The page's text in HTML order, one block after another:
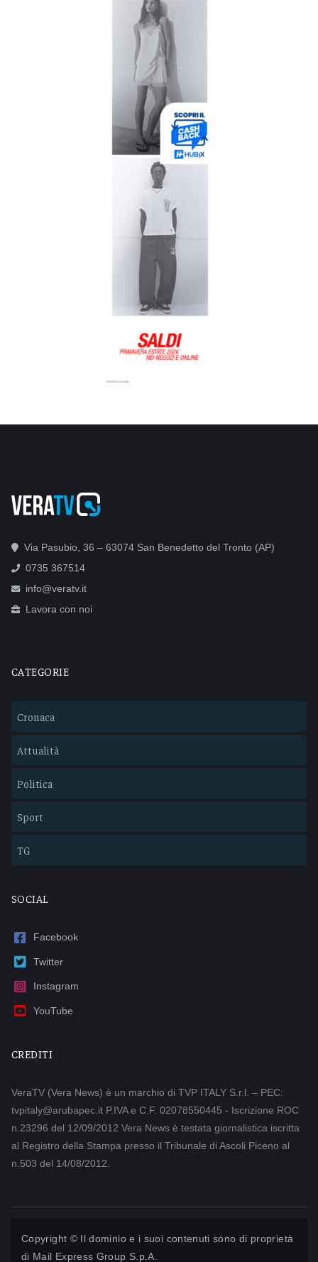
Via Pasubio, 36 – 63074 San Benedetto del Tronto (AP)
0735 367514
info@veratv.it
Lavora con noi
CATEGORIE
Cronaca
Attualità
Politica
Sport
TG
SOCIAL
Facebook
Twitter
Instagram
YouTube
CREDITI
VeraTV (Vera News) è un marchio di TVP ITALY S.r.l. – PEC:
tvpitaly@arubapec.it P.IVA e C.F. 02078550445 - Iscrizione ROC
n.23296 del 12/09/2012 Vera News è testata giornalistica iscritta
al Registro della Stampa presso il Tribunale di Ascoli Piceno al
n.503 del 14/08/2012.
Copyright © Il dominio e i suoi contenuti sono di proprietà
di Mail Express Group S.p.A.